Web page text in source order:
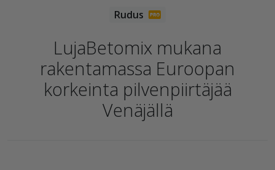
LujaBetomix mukana
rakentamassa Euroopan
korkeinta pilvenpiirtäjää
Venäjällä